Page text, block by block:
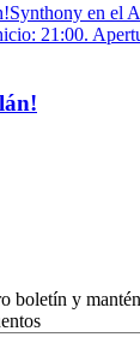
Synthony en el
21:00.
boletín y